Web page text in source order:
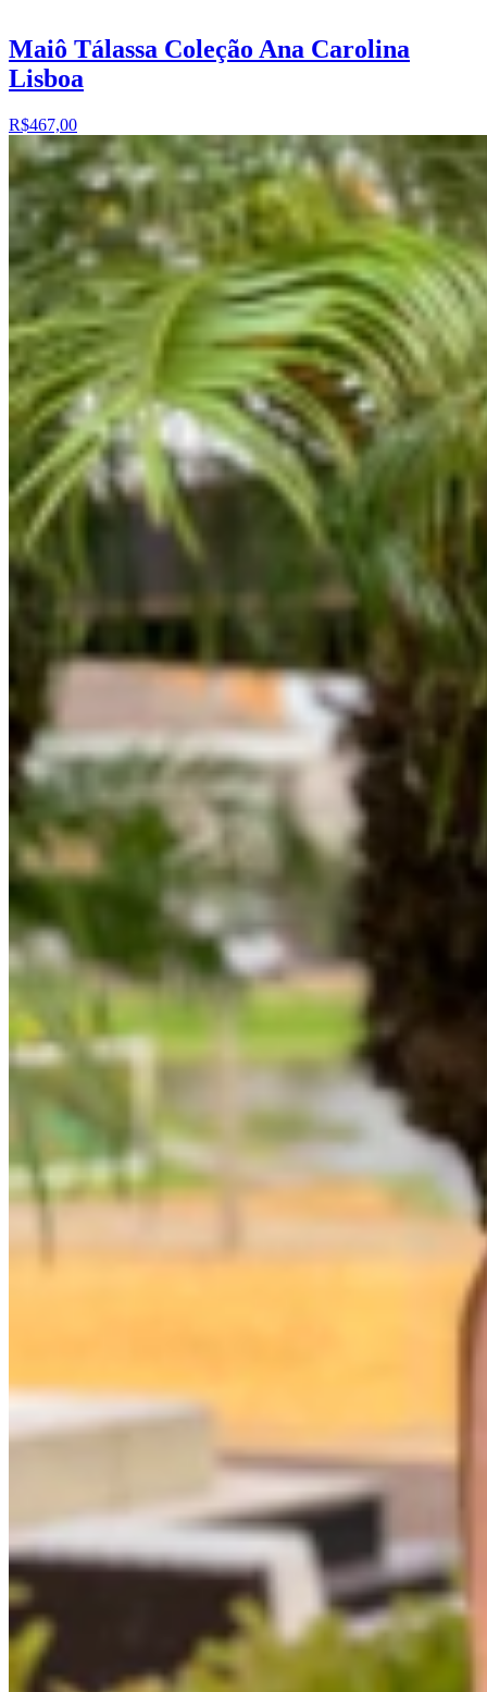
Maiô Tálassa Coleção Ana Carolina
Lisboa
R$467,00